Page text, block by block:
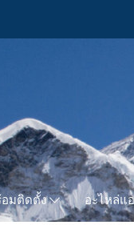
อมติดตั้ง อะไหล่แ